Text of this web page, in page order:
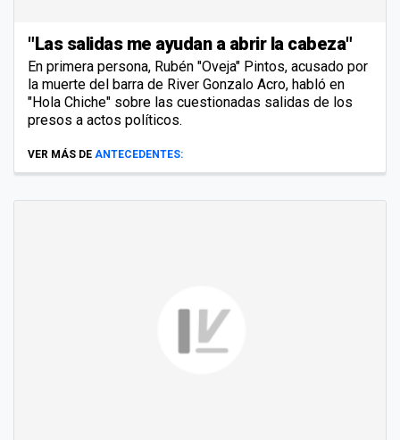
"Las salidas me ayudan a abrir la cabeza"
En primera persona, Rubén "Oveja" Pintos, acusado por
la muerte del barra de River Gonzalo Acro, habló en
"Hola Chiche" sobre las cuestionadas salidas de los
presos a actos políticos.
VER MÁS DE ANTECEDENTES: